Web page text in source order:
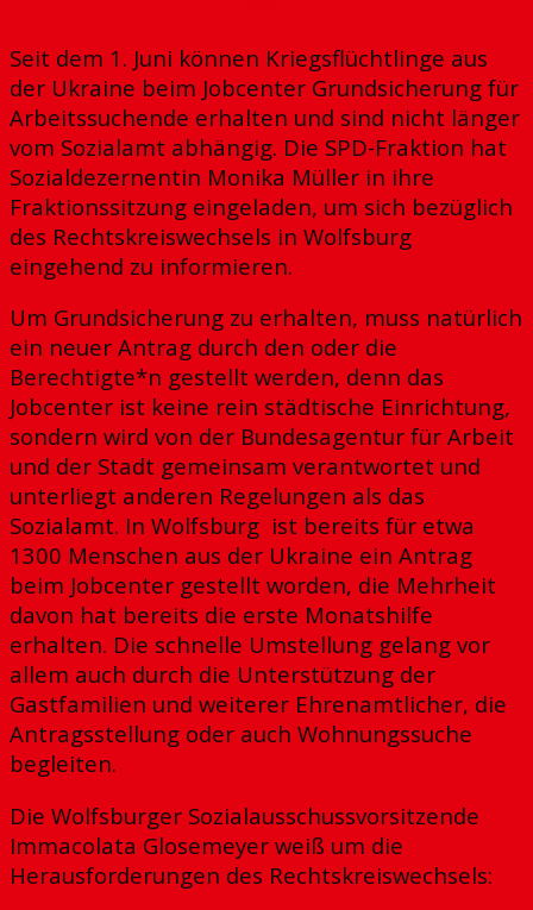
Seit dem 1. Juni können Kriegsflüchtlinge aus
der Ukraine beim Jobcenter Grundsicherung für
Arbeitssuchende erhalten und sind nicht länger
vom Sozialamt abhängig. Die SPD-Fraktion hat
Sozialdezernentin Monika Müller in ihre
Fraktionssitzung eingeladen, um sich bezüglich
des Rechtskreiswechsels in Wolfsburg
eingehend zu informieren.
Um Grundsicherung zu erhalten, muss natürlich
ein neuer Antrag durch den oder die
Berechtigte*n gestellt werden, denn das
Jobcenter ist keine rein städtische Einrichtung,
sondern wird von der Bundesagentur für Arbeit
und der Stadt gemeinsam verantwortet und
unterliegt anderen Regelungen als das
Sozialamt. In Wolfsburg ist bereits für etwa
1300 Menschen aus der Ukraine ein Antrag
beim Jobcenter gestellt worden, die Mehrheit
davon hat bereits die erste Monatshilfe
erhalten. Die schnelle Umstellung gelang vor
allem auch durch die Unterstützung der
Gastfamilien und weiterer Ehrenamtlicher, die
Antragsstellung oder auch Wohnungssuche
begleiten.
Die Wolfsburger Sozialausschussvorsitzende
Immacolata Glosemeyer weiß um die
Herausforderungen des Rechtskreiswechsels: